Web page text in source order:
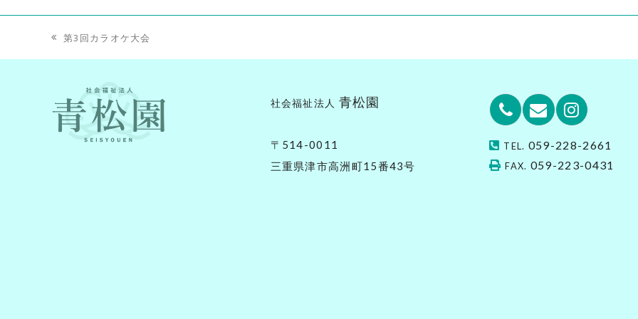
previous
post:
第3回カラオケ大会
社会福祉法人 青松園
PhoneEmail
〒514-0011
三重県津市高洲町15番43号
TEL. 059-228-2661
FAX. 059-223-0431